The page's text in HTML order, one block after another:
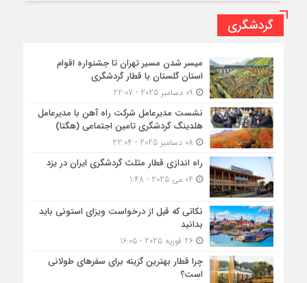
گردشگری
میسر شدن مسیر تهران تا جشنواره اقوام
استان گلستان با قطار گردشگری
نشست مدیرعامل شرکت راه آهن با مدیرعامل
هلدینگ گردشگری تامین اجتماعی (هگتا)
راه اندازی قطار مثلث گردشگری ایران در یزد
نکاتی که قبل از درخواست ویزای استونی باید
بدانید
26 فوریه 2025 - 16:05
چرا قطار بهترین گزینه برای سفرهای طولانی
است؟